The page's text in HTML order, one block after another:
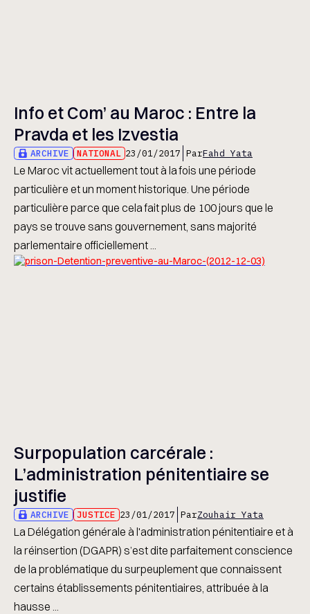
Info et Com’ au Maroc : Entre la
Pravda et les Izvestia
ARCHIVE NATIONAL 23/01/2017 ParFahd Yata
Le Maroc vit actuellement tout à la fois une période
particulière et un moment historique. Une période
particulière parce que cela fait plus de 100 jours que le
pays se trouve sans gouvernement, sans majorité
parlementaire officiellement ...
Surpopulation carcérale :
L’administration pénitentiaire se
justifie
ARCHIVE JUSTICE 23/01/2017 ParZouhair Yata
La Délégation générale à l'administration pénitentiaire et à
la réinsertion (DGAPR) s’est dite parfaitement conscience
de la problématique du surpeuplement que connaissent
certains établissements pénitentiaires, attribuée à la
hausse ...